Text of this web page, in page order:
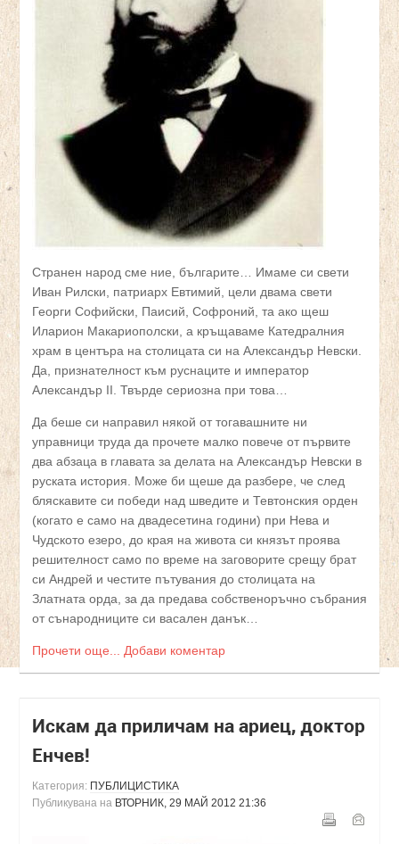
Странен народ сме ние, българите… Имаме си свети
Иван Рилски, патриарх Евтимий, цели двама свети
Георги Софийски, Паисий, Софроний, та ако щеш
Иларион Макариополски, а кръщаваме Катедралния
храм в центъра на столицата си на Александър Невски.
Да, признателност към руснаците и император
Александър II. Твърде сериозна при това…
Да беше си направил някой от тогавашните ни
управници труда да прочете малко повече от първите
два абзаца в главата за делата на Александър Невски в
руската история. Може би щеше да разбере, че след
бляскавите си победи над шведите и Тевтонския орден
(когато е само на двадесетина години) при Нева и
Чудското езеро, до края на живота си князът проява
решителност само по време на заговорите срещу брат
си Андрей и честите пътувания до столицата на
Златната орда, за да предава собственоръчно събрания
от сънародниците си васален данък…
Прочети още... Добави коментар
Искам да приличам на ариец, доктор
Енчев!
Категория: ПУБЛИЦИСТИКА
Публикувана на ВТОРНИК, 29 МАЙ 2012 21:36